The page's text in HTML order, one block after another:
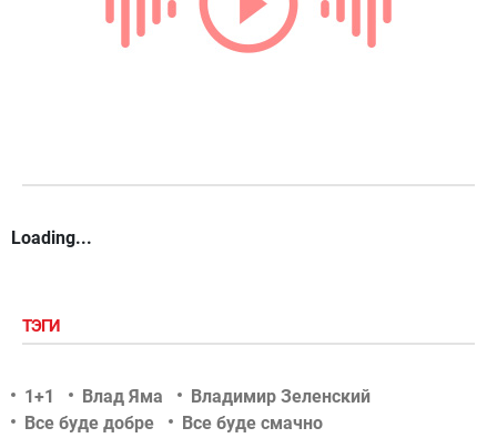
Loading...
ТЭГИ
1+1 Влад Яма
Владимир Зеленский
Все буде добре
Все буде смачно